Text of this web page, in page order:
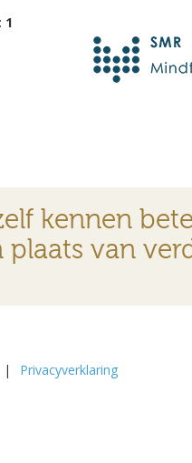
1
kennen
plaats van
Privacyverklaring